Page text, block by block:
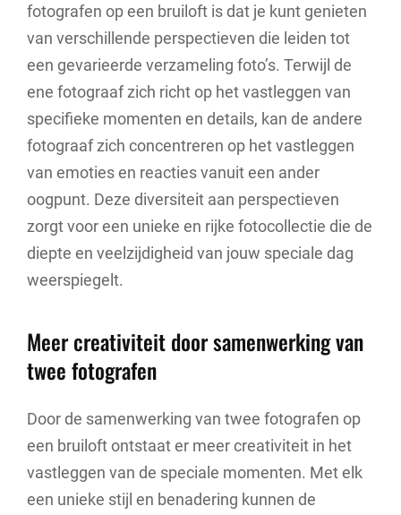
fotografen op een bruiloft is dat je kunt genieten
van verschillende perspectieven die leiden tot
een gevarieerde verzameling foto’s. Terwijl de
ene fotograaf zich richt op het vastleggen van
specifieke momenten en details, kan de andere
fotograaf zich concentreren op het vastleggen
van emoties en reacties vanuit een ander
oogpunt. Deze diversiteit aan perspectieven
zorgt voor een unieke en rijke fotocollectie die de
diepte en veelzijdigheid van jouw speciale dag
weerspiegelt.
Meer creativiteit door samenwerking van
twee fotografen
Door de samenwerking van twee fotografen op
een bruiloft ontstaat er meer creativiteit in het
vastleggen van de speciale momenten. Met elk
een unieke stijl en benadering kunnen de